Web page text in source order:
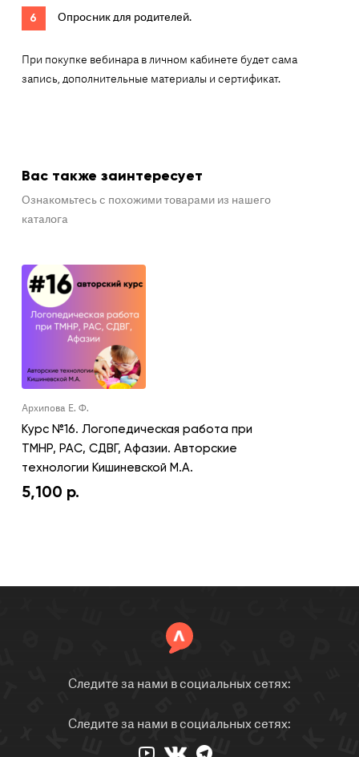
Вас также заинтересует
Ознакомьтесь с похожими товарами из нашего
каталога
Архипова Е. Ф.
Курс №16. Логопедическая работа при
ТМНР, РАС, СДВГ, Афазии. Авторские
технологии Кишиневской М.А.
5,100 р.
Опросник для родителей.
При покупке вебинара в личном кабинете будет сама
запись, дополнительные материалы и сертификат.
Следите за нами в социальных сетях:
Следите за нами в социальных сетях: